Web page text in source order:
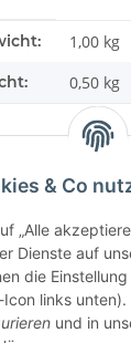
& Co
„Alle
Dienste auf
die
links unten).
und in
1,00 kg
0,50 kg